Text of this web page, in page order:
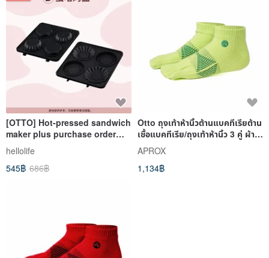
[OTTO] Hot-pressed sandwich
maker plus purchase order
bakeware (four styles are
optional)
hellolife
545฿ 686฿
Otto ถุงเท้าห้านิ้วต้านแบคทีเรียต้าน
เชื้อแบคทีเรีย/ถุงเท้าห้านิ้ว 3 คู่ ผ้า
ฝ้ายต
APROX
1,134฿